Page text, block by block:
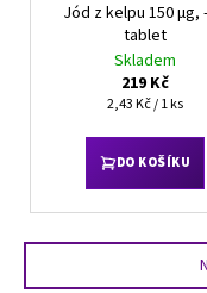
Jód z kelpu 150 µg,
tablet
Skladem
219 Kč
Měrná
2,43 Kč / 1 ks
DO KOŠÍKU